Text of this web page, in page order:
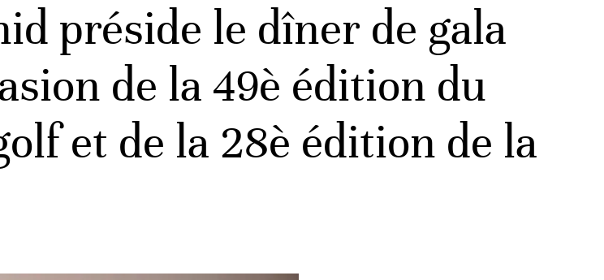
préside le dîner de gala
de la 49è édition du
et de la 28è édition de la